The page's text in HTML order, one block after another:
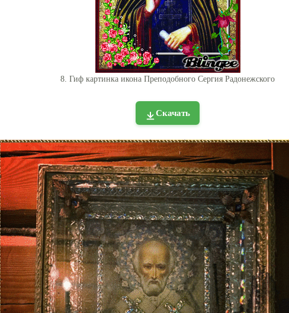
8. Гиф картинка икона Преподобного Сергия Радонежского
Скачать